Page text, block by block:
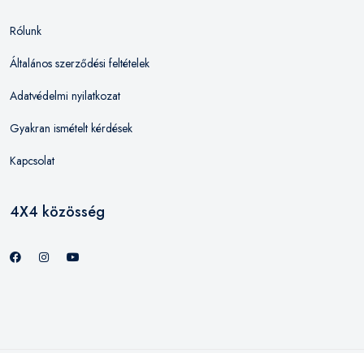
Rólunk
Általános szerződési feltételek
Adatvédelmi nyilatkozat
Gyakran ismételt kérdések
Kapcsolat
4X4 közösség